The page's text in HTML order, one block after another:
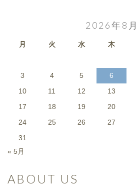
2026年8月
月 火 水 木
3
4 5 6
10
11 12 13
17
18 19 20
24
25 26 27
31
« 5月
ABOUT US